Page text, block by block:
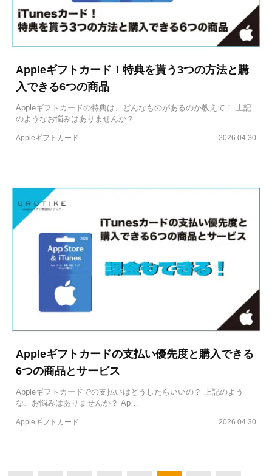
Appleギフトカード！特典を貰う3つの方法と購
入できる6つの商品
Appleギフトカードの特典は、どんなものがあるのか教えて！ 上記
のようなお悩みはありませんか？ …
2026.04.30
Appleギフトカード
Appleギフトカードの支払い優先度と購入できる
6つの商品とサービス
Appleギフトカードでの支払いはどうしたらいいの？ 上記のよう
な、お悩みはありませんか？ Ap…
2026.04.30
Appleギフトカード